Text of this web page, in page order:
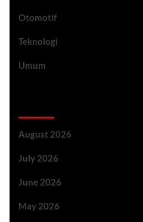
Otomotif
Teknologi
Umum
August 2026
July 2026
June 2026
May 2026